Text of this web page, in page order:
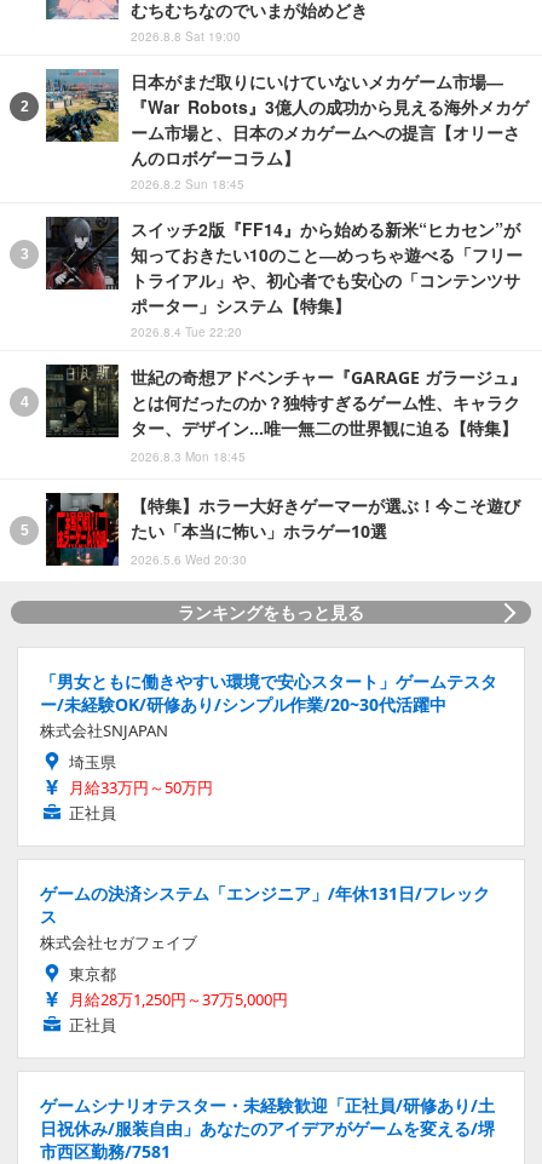
むちむちなのでいまが始めどき
2026.8.8 Sat 19:00
日本がまだ取りにいけていないメカゲーム市場―
『War Robots』3億人の成功から見える海外メカゲ
ーム市場と、日本のメカゲームへの提言【オリーさ
んのロボゲーコラム】
2026.8.2 Sun 18:45
スイッチ2版『FF14』から始める新米“ヒカセン”が
知っておきたい10のこと―めっちゃ遊べる「フリー
トライアル」や、初心者でも安心の「コンテンツサ
ポーター」システム【特集】
2026.8.4 Tue 22:20
世紀の奇想アドベンチャー『GARAGE ガラージュ』
とは何だったのか？独特すぎるゲーム性、キャラク
ター、デザイン…唯一無二の世界観に迫る【特集】
2026.8.3 Mon 18:45
【特集】ホラー大好きゲーマーが選ぶ！今こそ遊び
たい「本当に怖い」ホラゲー10選
2026.5.6 Wed 20:30
ランキングをもっと見る
「男女ともに働きやすい環境で安心スタート」ゲームテスタ
ー/未経験OK/研修あり/シンプル作業/20~30代活躍中
株式会社SNJAPAN
埼玉県
月給33万円～50万円
正社員
ゲームの決済システム「エンジニア」/年休131日/フレック
ス
株式会社セガフェイブ
東京都
月給28万1,250円～37万5,000円
正社員
ゲームシナリオテスター・未経験歓迎「正社員/研修あり/土
日祝休み/服装自由」あなたのアイデアがゲームを変える/堺
市西区勤務/7581